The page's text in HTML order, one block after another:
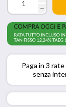
h
Paga in 3
senza